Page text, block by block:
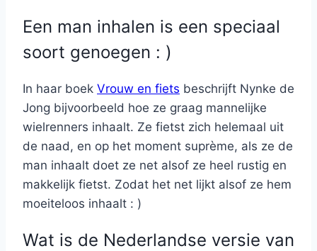
Een man inhalen is een speciaal
soort genoegen : )
In haar boek Vrouw en fiets beschrijft Nynke de
Jong bijvoorbeeld hoe ze graag mannelijke
wielrenners inhaalt. Ze fietst zich helemaal uit
de naad, en op het moment suprème, als ze de
man inhaalt doet ze net alsof ze heel rustig en
makkelijk fietst. Zodat het net lijkt alsof ze hem
moeiteloos inhaalt : )
Wat is de Nederlandse versie van